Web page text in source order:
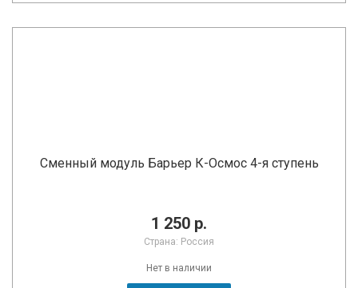
Сменный модуль Барьер К-Осмос 4-я ступень
1 250 р.
Страна: Россия
Нет в наличии